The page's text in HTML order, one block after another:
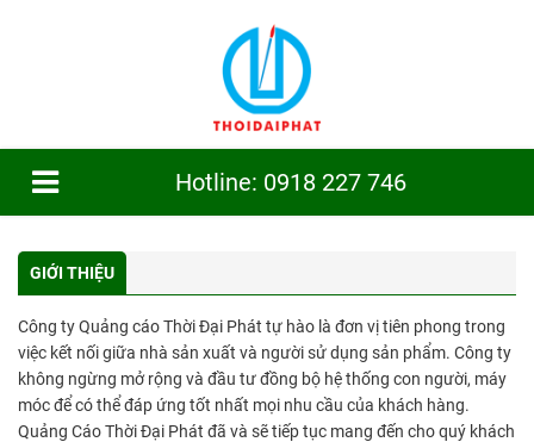
Hotline: 0918 227 746
GIỚI THIỆU
Công ty Quảng cáo Thời Đại Phát tự hào là đơn vị tiên phong trong
việc kết nối giữa nhà sản xuất và người sử dụng sản phẩm. Công ty
không ngừng mở rộng và đầu tư đồng bộ hệ thống con người, máy
móc để có thể đáp ứng tốt nhất mọi nhu cầu của khách hàng.
Quảng Cáo Thời Đại Phát đã và sẽ tiếp tục mang đến cho quý khách
TRANG CHỦ
GIỚI THIỆU
CÔNG TRÌNH
TIN TỨC